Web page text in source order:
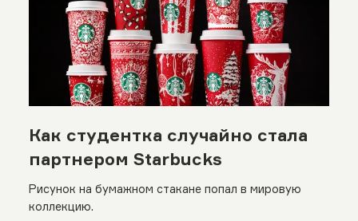
Как студентка случайно стала
партнером Starbucks
Рисунок на бумажном стакане попал в мировую
коллекцию.